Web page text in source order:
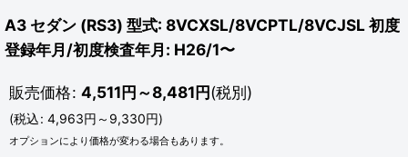
A3 セダン (RS3) 型式: 8VCXSL/8VCPTL/8VCJSL 初度
登録年月/初度検査年月: H26/1〜
販売価格: 4,511円～8,481円(税別)
(税込: 4,963円 ～9,330円)
オプションにより価格が変わる場合もあります。